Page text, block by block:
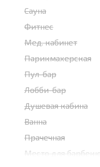
Сауна
Фитнес
Мед. кабинет
Парикмахерская
Пул-бар
Лобби-бар
Душевая кабина
Ванна
Прачечная
Место для барбекю